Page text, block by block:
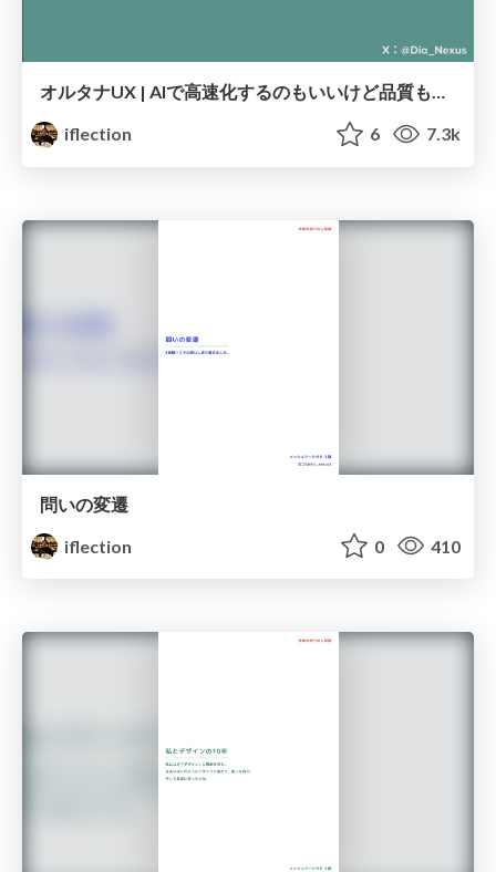
オルタナUX | AIで高速化するのもいいけど品質も大事なんじゃない？というお話
iflection
6 7.3k
問いの変遷
iflection
0 410